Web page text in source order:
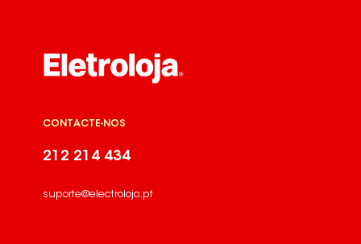
CONTACTE-NOS
212 214 434
suporte@electroloja.pt